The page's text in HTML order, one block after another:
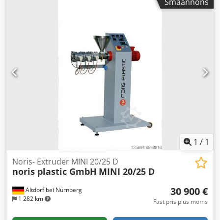
1 / 1
Altdorf bei Nürnberg
1 282 km
Noris- Extruder MINI 20/25 D
noris plastic GmbH MINI 20/25 D
30 900 €
Fast pris plus moms